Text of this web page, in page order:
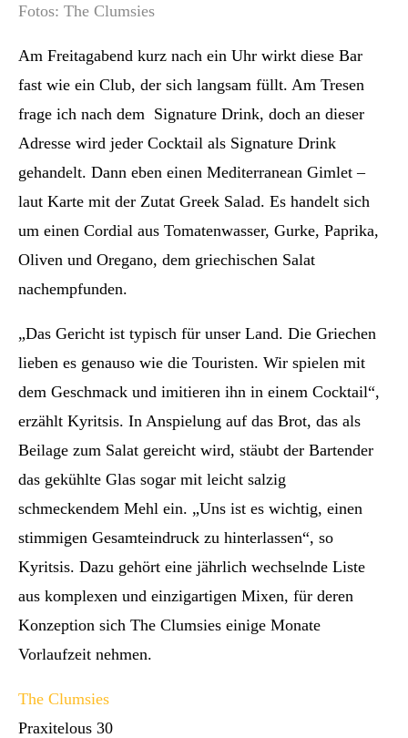
Fotos: The Clumsies
Am Freitagabend kurz nach ein Uhr wirkt diese Bar
fast wie ein Club, der sich langsam füllt. Am Tresen
frage ich nach dem Signature Drink, doch an dieser
Adresse wird jeder Cocktail als Signature Drink
gehandelt. Dann eben einen Mediterranean Gimlet –
laut Karte mit der Zutat Greek Salad. Es handelt sich
um einen Cordial aus Tomatenwasser, Gurke, Paprika,
Oliven und Oregano, dem griechischen Salat
nachempfunden.
„Das Gericht ist typisch für unser Land. Die Griechen
lieben es genauso wie die Touristen. Wir spielen mit
dem Geschmack und imitieren ihn in einem Cocktail“,
erzählt Kyritsis. In Anspielung auf das Brot, das als
Beilage zum Salat gereicht wird, stäubt der Bartender
das gekühlte Glas sogar mit leicht salzig
schmeckendem Mehl ein. „Uns ist es wichtig, einen
stimmigen Gesamteindruck zu hinterlassen“, so
Kyritsis. Dazu gehört eine jährlich wechselnde Liste
aus komplexen und einzigartigen Mixen, für deren
Konzeption sich The Clumsies einige Monate
Vorlaufzeit nehmen.
The Clumsies
Praxitelous 30